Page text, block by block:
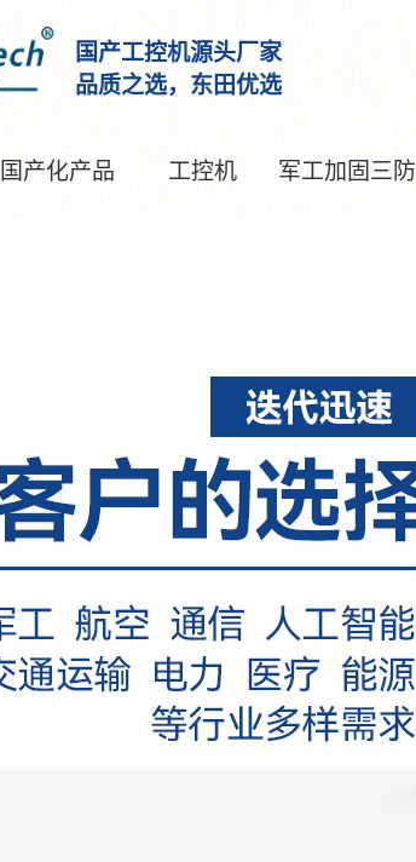
国产工控机源头厂家
品质之选，东田优选
国产化产品 工控机 军工加固三防